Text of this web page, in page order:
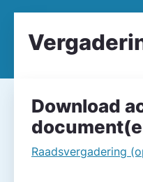
Download
Raadsvergadering